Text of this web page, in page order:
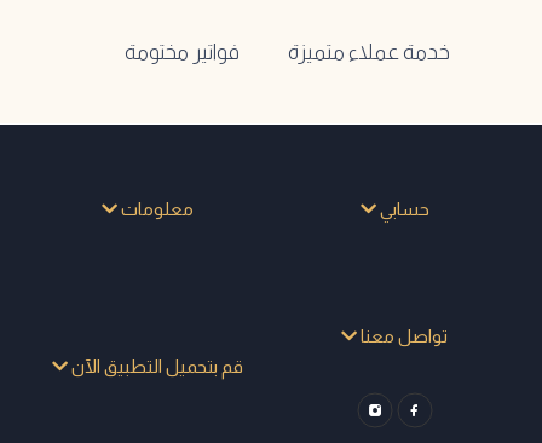
خدمة عملاء متميزة فواتير مختومة
حسابي معلومات
تواصل معنا
قم بتحميل التطبيق الآن